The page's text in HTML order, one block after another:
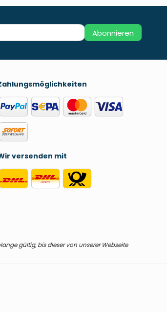
Abonnieren
versenden mit
gültig, bis dieser von unserer Webseite